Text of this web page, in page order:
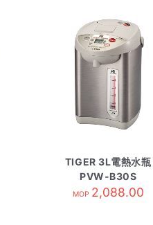
TIGER 3L電熱水瓶
PVW-B30S
MOP 2,088.00